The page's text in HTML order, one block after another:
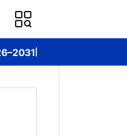
Raya Studi